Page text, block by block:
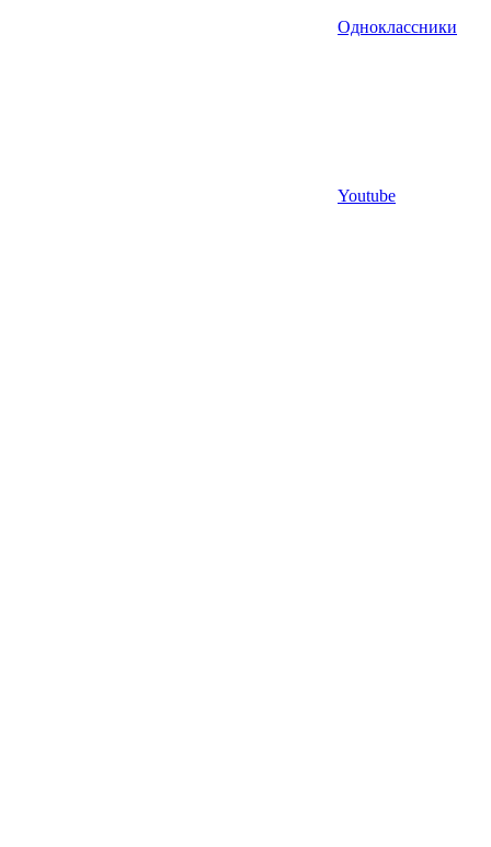
Одноклассники
Youtube